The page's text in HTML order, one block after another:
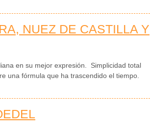
NUEZ DE CASTILLA Y
en su mejor expresión. Simplicidad total
una fórmula que ha trascendido el tiempo.